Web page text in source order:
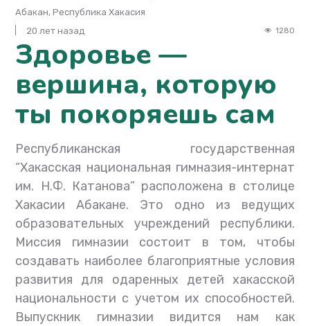
Абакан, Республика Хакасия
20 лет назад
1280
Здоровье —
вершина, которую
ты покоряешь сам
Республиканская государственная
“Хакасская национальная гимназия-интернат
им. Н.Ф. Катанова” расположена в столице
Хакасии Абакане. Это одно из ведущих
образовательных учреждений республики.
Миссия гимназии состоит в том, чтобы
создавать наиболее благоприятные условия
развития для одаренных детей хакасской
национальности с учетом их способностей.
Выпускник гимназии видится нам как